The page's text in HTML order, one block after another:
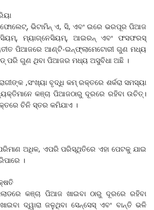
ଭିଟାମିନ୍‌ ଏ, ସି, ଏବଂ ଇରେ ଭରପୂର ପିଆଜ
ମ୍ୟାଗ୍‌ନେସିୟମ୍‌, ଆଇରନ୍‌ ଏବଂ ଫସଫରସ୍‌
ପିଆଜରେ ଆଣ୍ଟି-ଇନ୍‌ଫ୍ଲାମେଟୋରୀ ଗୁଣ ମଧ୍ୟ
ପରି ଗୁଣ ଥିବା ପିଆଜର ମଧ୍ୟ ଅସୁବିଧା ଅଛି ।
,ସଂଖ୍ୟା ବୃଦ୍ଧି କମ୍‌ ରକ୍ତରେ ଶର୍କରା ସମସ୍ୟା
କଞ୍ଚା ପିଆଜଠାରୁ ଦୂରରେ ରହିବା ଉଚିତ୍‌।
ଚିନି ସ୍ତର କମିଯାଏ ।
ଅଧିକ, ଏପରି ପରିସ୍ଥିତିରେ ଏହା ପେଟକୁ ଯାଇ
।
କଞ୍ଚା ପିଆଜ ଖାଇବା ଠାରୁ ଦୂରରେ ରହିବା
ଦ୍ୱାରା ଜଳୁଥିବା ସେନ୍‌ସେସ୍‌ ଏବଂ ବାନ୍ତି ଭଳି